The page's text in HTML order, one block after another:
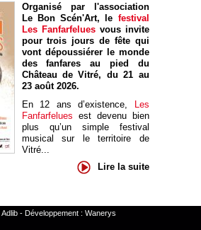
Organisé par l'association
Le Bon Scén'Art, le festival
Les Fanfarfelues vous invite
pour trois jours de fête qui
vont dépoussiérer le monde
des fanfares au pied du
Château de Vitré, du 21 au
23 août 2026.
En 12 ans d’existence, Les
Fanfarfelues est devenu bien
plus qu’un simple festival
musical sur le territoire de
Vitré...
Lire la suite
Adlib- Développement : Wanerys